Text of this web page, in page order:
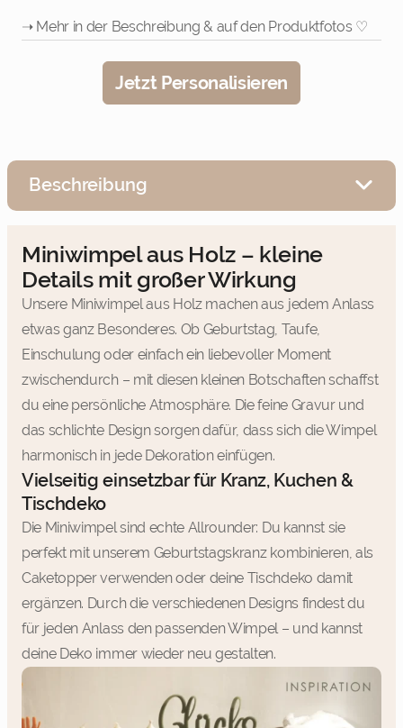
➝ Mehr in der Beschreibung & auf den Produktfotos ♡
Jetzt Personalisieren
Beschreibung
Miniwimpel aus Holz – kleine
Details mit großer Wirkung
Unsere Miniwimpel aus Holz machen aus jedem Anlass
etwas ganz Besonderes. Ob Geburtstag, Taufe,
Einschulung oder einfach ein liebevoller Moment
zwischendurch – mit diesen kleinen Botschaften schaffst
du eine persönliche Atmosphäre. Die feine Gravur und
das schlichte Design sorgen dafür, dass sich die Wimpel
harmonisch in jede Dekoration einfügen.
Vielseitig einsetzbar für Kranz, Kuchen &
Tischdeko
Die Miniwimpel sind echte Allrounder: Du kannst sie
perfekt mit unserem Geburtstagskranz kombinieren, als
Caketopper verwenden oder deine Tischdeko damit
ergänzen. Durch die verschiedenen Designs findest du
für jeden Anlass den passenden Wimpel – und kannst
deine Deko immer wieder neu gestalten.